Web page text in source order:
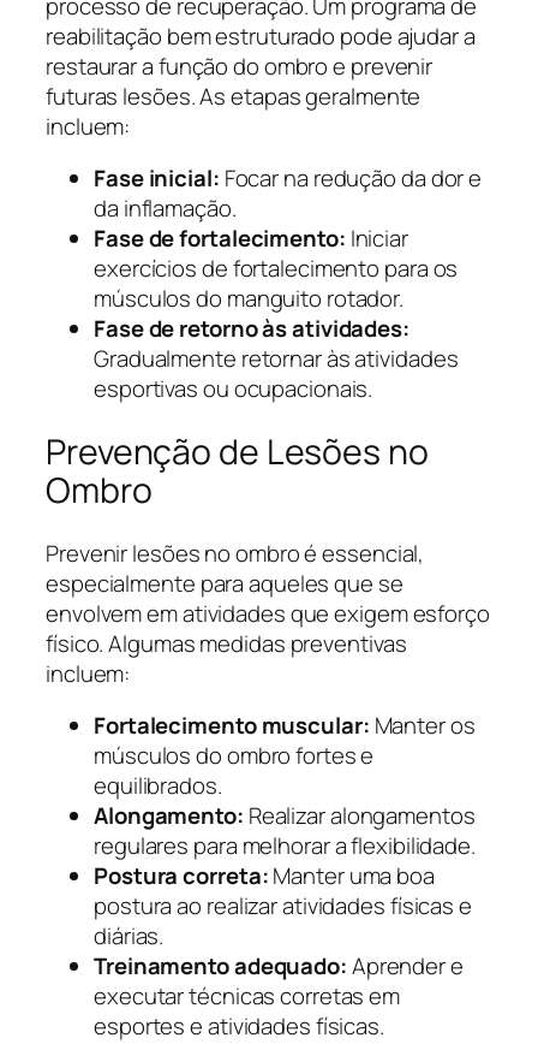
reabilitação bem estruturado pode ajudar a
restaurar a função do ombro e prevenir
futuras lesões. As etapas geralmente
incluem:
Fase inicial: Focar na redução da dor e
da inflamação.
Fase de fortalecimento: Iniciar
exercícios de fortalecimento para os
músculos do manguito rotador.
Fase de retorno às atividades:
Gradualmente retornar às atividades
esportivas ou ocupacionais.
Prevenção de Lesões no
Ombro
Prevenir lesões no ombro é essencial,
especialmente para aqueles que se
envolvem em atividades que exigem esforço
físico. Algumas medidas preventivas
incluem:
Fortalecimento muscular: Manter os
músculos do ombro fortes e
equilibrados.
Alongamento: Realizar alongamentos
regulares para melhorar a flexibilidade.
Postura correta:Manter uma boa
postura ao realizar atividades físicas e
diárias.
Treinamento adequado:Aprender e
executar técnicas corretas em
esportes e atividades físicas.